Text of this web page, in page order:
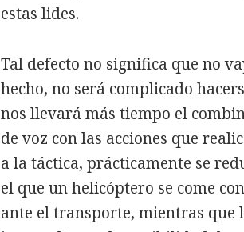
estas lides.
Tal defecto no significa que no
hecho, no será complicado
nos llevará más tiempo el
de voz con las acciones que
a la táctica, prácticamente se
el que un helicóptero se come
ante el transporte, mientras